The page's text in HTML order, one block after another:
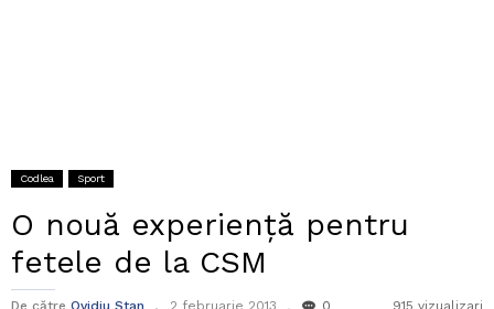
Codlea Sport
O nouă experiență pentru
fetele de la CSM